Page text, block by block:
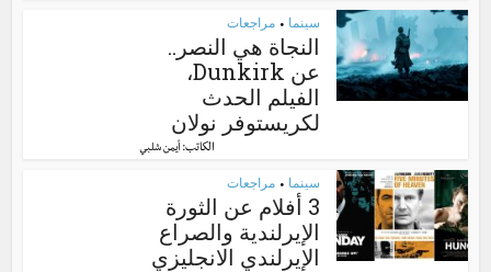
سينما • مراجعات
النجاة هي النصر..
عن Dunkirk،
الفيلم الحدث
لكريستوفر نولان
الكاتب: أيمن شلبي
سينما • مراجعات
3 أفلام عن الثورة
الإيرلندية والصراع
الإيرلندي الانجليزي